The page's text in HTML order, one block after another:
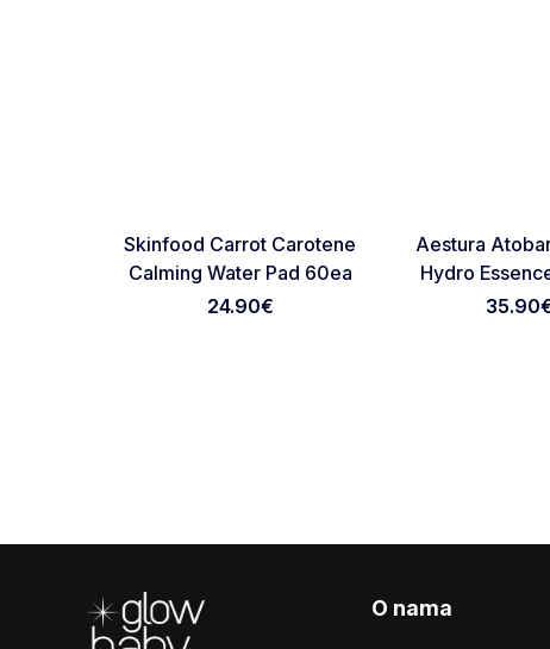
Favorite
Skinfood Carrot Carotene
Calming Water Pad 60ea
24.90€
Aestura
Hydro
35.90
O nama